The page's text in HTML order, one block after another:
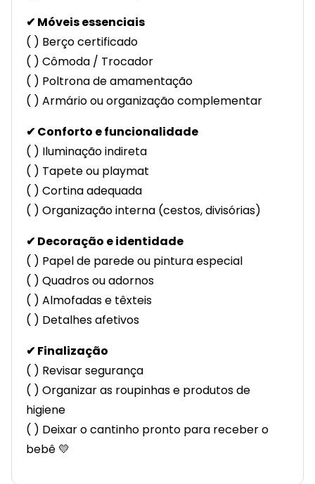
✔ Móveis essenciais
( ) Berço certificado
( ) Cômoda / Trocador
( ) Poltrona de amamentação
( ) Armário ou organização complementar
✔ Conforto e funcionalidade
( ) Iluminação indireta
( ) Tapete ou playmat
( ) Cortina adequada
( ) Organização interna (cestos, divisórias)
✔ Decoração e identidade
( ) Papel de parede ou pintura especial
( ) Quadros ou adornos
( ) Almofadas e têxteis
( ) Detalhes afetivos
✔ Finalização
( ) Revisar segurança
( ) Organizar as roupinhas e produtos de
higiene
( ) Deixar o cantinho pronto para receber o
bebê 💛